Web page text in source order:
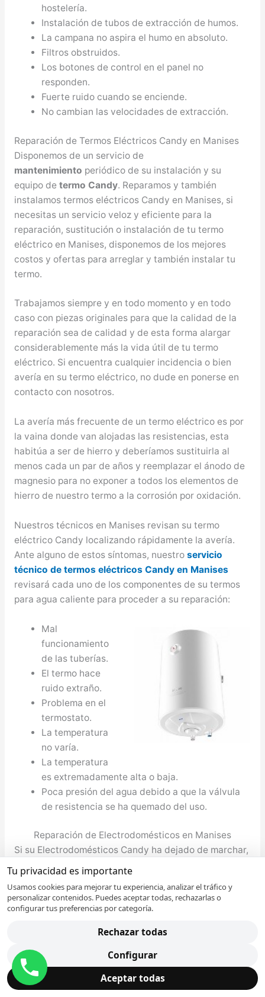
hostelería.
Instalación de tubos de extracción de humos.
La campana no aspira el humo en absoluto.
Filtros obstruidos.
Los botones de control en el panel no
responden.
Fuerte ruido cuando se enciende.
No cambian las velocidades de extracción.
Reparación de Termos Eléctricos Candy en Manises
Disponemos de un servicio de
mantenimiento periódico de su instalación y su
equipo de termo Candy. Reparamos y también
instalamos termos eléctricos Candy en Manises, si
necesitas un servicio veloz y eficiente para la
reparación, sustitución o instalación de tu termo
eléctrico en Manises, disponemos de los mejores
costos y ofertas para arreglar y también instalar tu
termo.
Trabajamos siempre y en todo momento y en todo
caso con piezas originales para que la calidad de la
reparación sea de calidad y de esta forma alargar
considerablemente más la vida útil de tu termo
eléctrico. Si encuentra cualquier incidencia o bien
avería en su termo eléctrico, no dude en ponerse en
contacto con nosotros.
La avería más frecuente de un termo eléctrico es por
la vaina donde van alojadas las resistencias, esta
habitúa a ser de hierro y deberíamos sustituirla al
menos cada un par de años y reemplazar el ánodo de
magnesio para no exponer a todos los elementos de
hierro de nuestro termo a la corrosión por oxidación.
Nuestros técnicos en Manises revisan su termo
eléctrico Candy localizando rápidamente la avería.
Ante alguno de estos síntomas, nuestro servicio
técnico de termos eléctricos Candy en Manises
revisará cada uno de los componentes de su termos
para agua caliente para proceder a su reparación:
Mal
funcionamiento
de las tuberías.
El termo hace
ruido extraño.
Problema en el
termostato.
La temperatura
no varía.
La temperatura
es extremadamente alta o baja.
Poca presión del agua debido a que la válvula
de resistencia se ha quemado del uso.
Reparación de Electrodomésticos en Manises
Si su Electrodomésticos Candy ha dejado de marchar,
disponemos del mayor servicio de asistencia técnica
para reparación de Electrodomésticos en Manises a
domicilio. Aproveche las ventajas exclusivas que
ofrece nuestro servicio y que ninguna otra empresa
Llame a nuestra teléfono de contacto y atenderemos
su consulta. Nuestro personal va a recoger sus datos
y al instante se va a poner en contacto con el técnico
Tu privacidad es importante
Usamos cookies para mejorar tu experiencia, analizar el tráfico y
personalizar contenidos. Puedes aceptar todas, rechazarlas o
configurar tus preferencias por categoría.
Rechazar todas
Configurar
Aceptar todas